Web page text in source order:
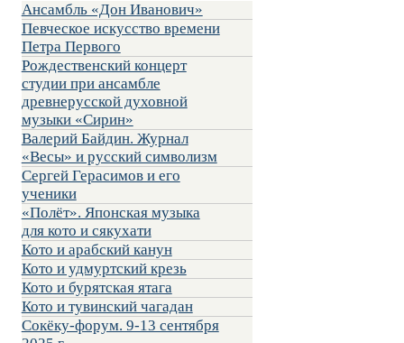
Ансамбль «Дон Иванович»
Певческое искусство времени
Петра Первого
Рождественский концерт
студии при ансамбле
древнерусской духовной
музыки «Сирин»
Валерий Байдин. Журнал
«Весы» и русский символизм
Сергей Герасимов и его
ученики
«Полёт». Японская музыка
для кото и сякухати
Кото и арабский канун
Кото и удмуртский крезь
Кото и бурятская ятага
Кото и тувинский чагадан
Сокёку-форум. 9-13 сентября